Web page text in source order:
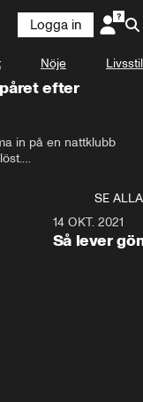
Logga in
Nöje Livsstil
efter
in på en nattklubb
tros visa den unga
man.
SE ALLA
14 OKT. 2021
Så lever